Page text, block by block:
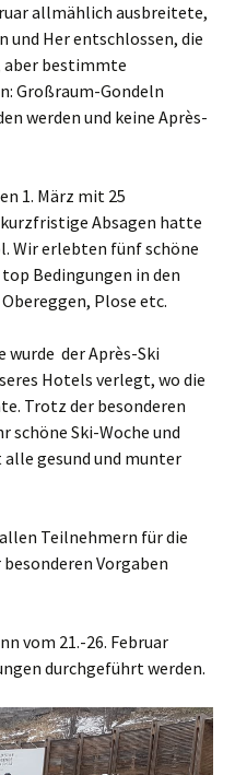
allmählich ausbreitete,
und Her entschlossen, die
bestimmte
Großraum-Gondeln
werden und keine Après-
1. März mit 25
Absagen hatte
Wir erlebten fünf schöne
Bedingungen in den
Plose etc.
wurde der Après-Ski
Hotels verlegt, wo die
Trotz der besonderen
schöne Ski-Woche und
gesund und munter
Teilnehmern für die
Vorgaben
vom 21.-26. Februar
durchgeführt werden.